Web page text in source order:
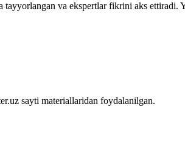
va ekspertlar fikrini aks
sayti materiallaridan foydalanilgan.